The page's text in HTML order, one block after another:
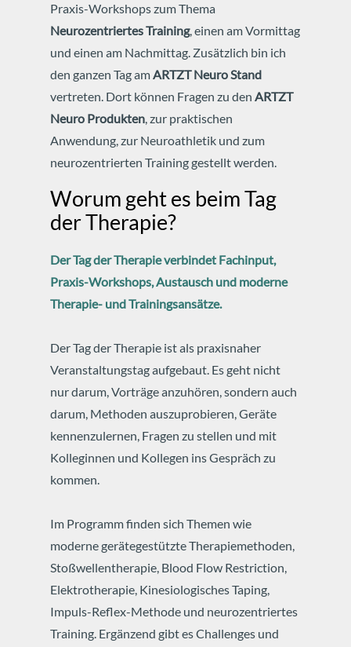
Praxis-Workshops zum Thema
Neurozentriertes Training, einen am Vormittag
und einen am Nachmittag. Zusätzlich bin ich
den ganzen Tag amARTZT Neuro Stand
vertreten. Dort können Fragen zu den ARTZT
Neuro Produkten, zur praktischen
Anwendung, zur Neuroathletik und zum
neurozentrierten Training gestellt werden.
Worum geht es beim Tag
der Therapie?
Der Tag der Therapie verbindet Fachinput,
Praxis-Workshops, Austausch und moderne
Therapie- und Trainingsansätze.
Der Tag der Therapie ist als praxisnaher
Veranstaltungstag aufgebaut. Es geht nicht
nur darum, Vorträge anzuhören, sondern auch
darum, Methoden auszuprobieren, Geräte
kennenzulernen, Fragen zu stellen und mit
Kolleginnen und Kollegen ins Gespräch zu
kommen.
Im Programm finden sich Themen wie
moderne gerätegestützte Therapiemethoden,
Stoßwellentherapie, Blood Flow Restriction,
Elektrotherapie, Kinesiologisches Taping,
Impuls-Reflex-Methode und neurozentriertes
Training. Ergänzend gibt es Challenges und